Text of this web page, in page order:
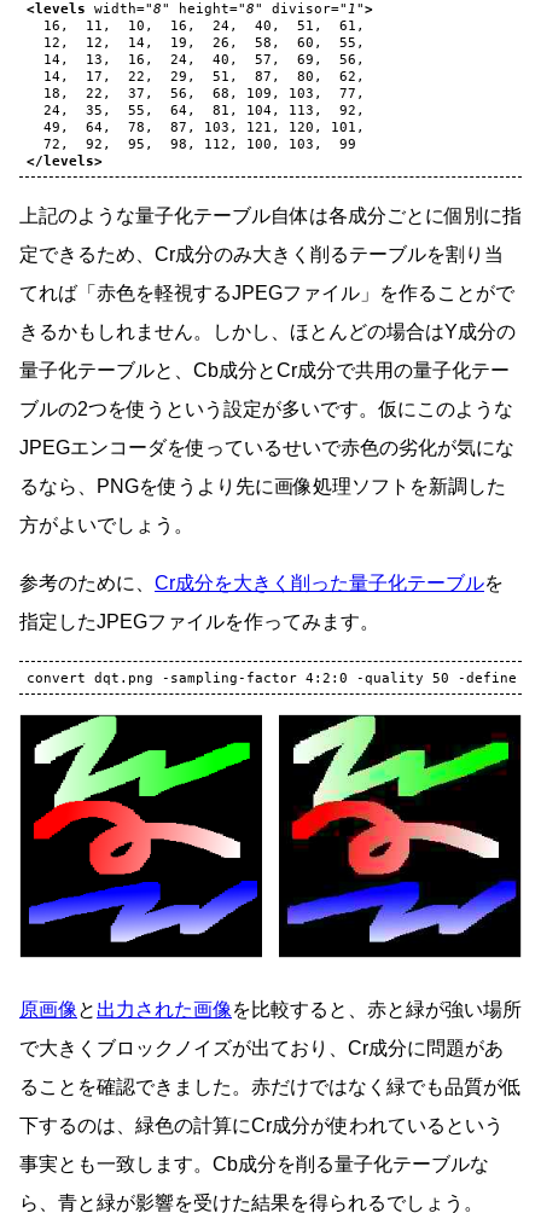
<levels width="8" height="8" divisor="1">
16,
11, 10, 16, 24, 40, 51,
12,
12, 14, 19, 26, 58, 60,
14,
13, 16, 24, 40, 57, 69,
14,
17, 22, 29, 51, 87, 80,
18,
22, 37, 56, 68, 109, 103,
24,
35, 55, 64, 81, 104, 113,
49,
64, 78, 87, 103, 121, 120,
72,
92, 95, 98, 112, 100, 103,
</levels>
上記のような量子化テーブル自体は各成分ごとに個別に指
定できるため、Cr成分のみ大きく削るテーブルを割り当
てれば「赤色を軽視するJPEGファイル」を作ることがで
きるかもしれません。しかし、ほとんどの場合はY成分の
量子化テーブルと、Cb成分とCr成分で共用の量子化テー
ブルの2つを使うという設定が多いです。仮にこのような
JPEGエンコーダを使っているせいで赤色の劣化が気にな
るなら、PNGを使うより先に画像処理ソフトを新調した
方がよいでしょう。
参考のために、 Cr成分を大きく削った量子化テーブルを
指定したJPEGファイルを作ってみます。
convert dqt.png -sampling-factor 4:2:0 -quality 50 -define
原画像と 出力された画像を比較すると、赤と緑が強い場所
で大きくブロックノイズが出ており、Cr成分に問題があ
ることを確認できました。赤だけではなく緑でも品質が低
下するのは、緑色の計算にCr成分が使われているという
事実とも一致します。Cb成分を削る量子化テーブルな
ら、青と緑が影響を受けた結果を得られるでしょう。